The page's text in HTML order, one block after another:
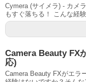
Cymera (サイメラ) - カメ
もすぐ落ちる！ こんな経
Camera Beauty FX
応)
Camera Beauty FXがエラ